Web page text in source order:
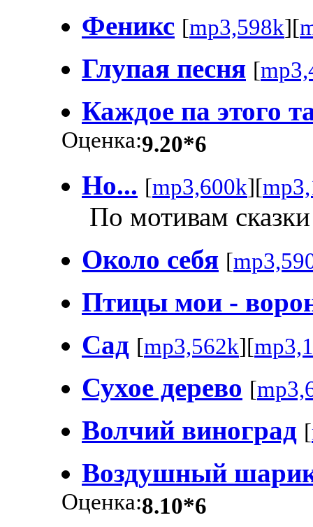
Феникс [mp3,598k][
Глупая песня [
Каждое па этого
Оценка:9.20*6
Но... [mp3,600k][
По мотивам
Около себя [
Птицы мои -
Сад [mp3,562k][
Сухое дерево [
Волчий виноград [
Воздушный
Оценка:8.10*6